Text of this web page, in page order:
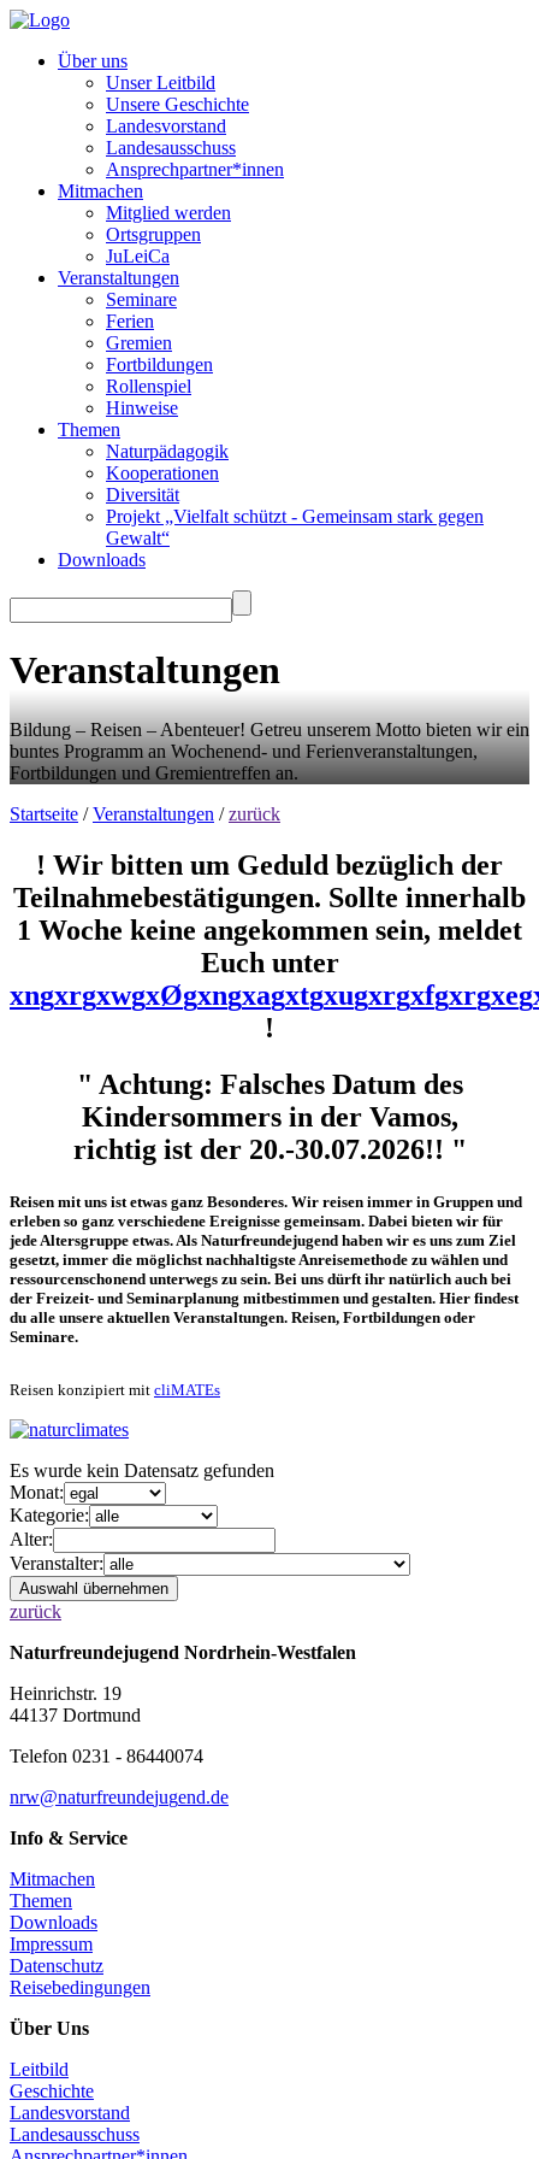
Über uns
Unser Leitbild
Unsere Geschichte
Landesvorstand
Landesausschuss
Ansprechpartner*innen
Mitmachen
Mitglied werden
Ortsgruppen
JuLeiCa
Veranstaltungen
Seminare
Ferien
Gremien
Fortbildungen
Rollenspiel
Hinweise
Themen
Naturpädagogik
Kooperationen
Diversität
Projekt „Vielfalt schützt - Gemeinsam stark gegen
Gewalt“
Downloads
Veranstaltungen
Bildung – Reisen – Abenteuer! Getreu unserem Motto bieten wir ein
buntes Programm an Wochenend- und Ferienveranstaltungen,
Fortbildungen und Gremientreffen an.
Startseite /Veranstaltungen /zurück
! Wir bitten um Geduld bezüglich der
Teilnahmebestätigungen. Sollte innerhalb
1 Woche keine angekommen sein, meldet
Euch unter
xngxrgxwgxØgxngxagxtgxugxrgxfgxrgxeg
!
" Achtung: Falsches Datum des
Kindersommers in der Vamos,
richtig ist der 20.-30.07.2026!! "
Reisen mit uns ist etwas ganz Besonderes. Wir reisen immer in Gruppen und
erleben so ganz verschiedene Ereignisse gemeinsam. Dabei bieten wir für
jede Altersgruppe etwas. Als Naturfreundejugend haben wir es uns zum Ziel
gesetzt, immer die möglichst nachhaltigste Anreisemethode zu wählen und
ressourcenschonend unterwegs zu sein. Bei uns dürft ihr natürlich auch bei
der Freizeit- und Seminarplanung mitbestimmen und gestalten. Hier findest
du alle unsere aktuellen Veranstaltungen. Reisen, Fortbildungen oder
Seminare.
Reisen konzipiert mit cliMATEs
Es wurde kein Datensatz gefunden
Monat:
Kategorie:
Alter:
Veranstalter:
zurück
Naturfreundejugend Nordrhein-Westfalen
Heinrichstr. 19
44137 Dortmund
Telefon 0231 - 86440074
nrw@naturfreundejugend.de
Info & Service
Mitmachen
Themen
Downloads
Impressum
Datenschutz
Reisebedingungen
Über Uns
Leitbild
Geschichte
Landesvorstand
Landesausschuss